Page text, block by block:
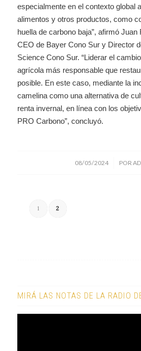
especialmente en el contexto global
alimentos y otros productos, como
huella de carbono baja”, afirmó
CEO de Bayer Cono Sur y Director
Science Cono Sur. “Liderar el
agrícola más responsable que
posible. En este caso, mediante la
camelina como una alternativa de
renta invernal, en línea con los
PRO Carbono”, concluyó.
08/05/2024
/ POR
1 2
MIRÁ LAS NOTAS DE LA RADIO